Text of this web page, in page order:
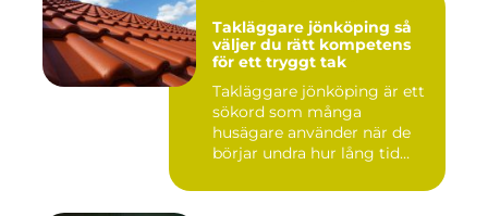
Takläggare jönköping så
väljer du rätt kompetens
för ett tryggt tak
Takläggare jönköping är ett
sökord som många
husägare använder när de
börjar undra hur lång tid